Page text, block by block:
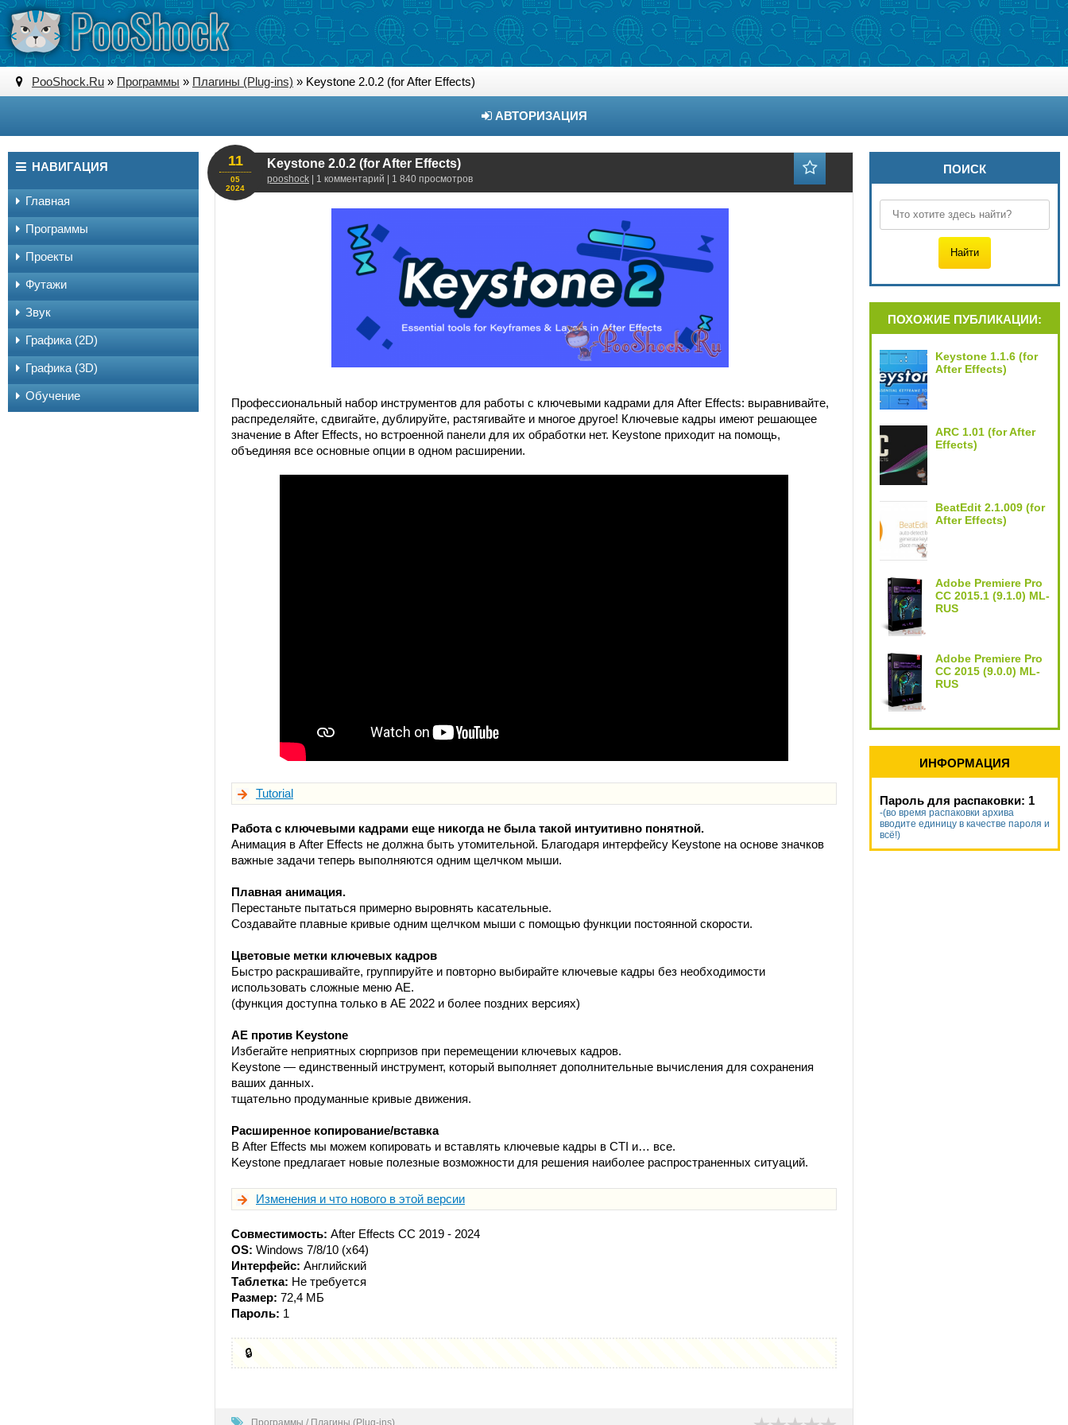
PooShock.Ru » Программы » Плагины (Plug-ins) » Keystone 2.0.2 (for After Effects)
АВТОРИЗАЦИЯ
Keystone 2.0.2 (for After Effects)
pooshock | 1 комментарий | 1 840 просмотров
11
05
2024
Профессиональный набор инструментов для работы с ключевыми кадрами для After Effects: выравнивайте,
распределяйте, сдвигайте, дублируйте, растягивайте и многое другое! Ключевые кадры имеют решающее
значение в After Effects, но встроенной панели для их обработки нет. Keystone приходит на помощь,
объединяя все основные опции в одном расширении.
Tutorial
Работа с ключевыми кадрами еще никогда не была такой интуитивно понятной.
Анимация в After Effects не должна быть утомительной. Благодаря интерфейсу Keystone на основе значков
важные задачи теперь выполняются одним щелчком мыши.
Плавная анимация.
Перестаньте пытаться примерно выровнять касательные.
Создавайте плавные кривые одним щелчком мыши с помощью функции постоянной скорости.
Цветовые метки ключевых кадров
Быстро раскрашивайте, группируйте и повторно выбирайте ключевые кадры без необходимости
использовать сложные меню AE.
(функция доступна только в AE 2022 и более поздних версиях)
AE против Keystone
Избегайте неприятных сюрпризов при перемещении ключевых кадров.
Keystone — единственный инструмент, который выполняет дополнительные вычисления для сохранения
ваших данных.
тщательно продуманные кривые движения.
Расширенное копирование/вставка
В After Effects мы можем копировать и вставлять ключевые кадры в CTI и… все.
Keystone предлагает новые полезные возможности для решения наиболее распространенных ситуаций.
Изменения и что нового в этой версии
Совместимость: After Effects CC 2019 - 2024
OS: Windows 7/8/10 (x64)
Интерфейс: Английский
Таблетка: Не требуется
Размер: 72,4 МБ
Пароль: 1
🔒
НАВИГАЦИЯ
Главная
Программы
Проекты
Футажи
Звук
Графика (2D)
Графика (3D)
Обучение
ПОИСК
ПОХОЖИЕ ПУБЛИКАЦИИ:
Keystone 1.1.6 (for
After Effects)
ARC 1.01 (for After
Effects)
BeatEdit 2.1.009 (for
After Effects)
Adobe Premiere Pro
CC 2015.1 (9.1.0) ML-
RUS
Adobe Premiere Pro
CC 2015 (9.0.0) ML-
RUS
ИНФОРМАЦИЯ
Пароль для распаковки: 1
-(во время распаковки архива
вводите единицу в качестве пароля и
всё!)